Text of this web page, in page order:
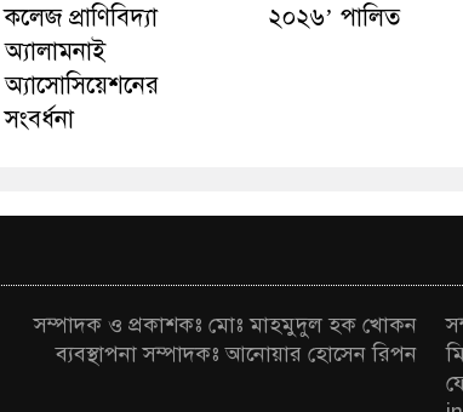
কলেজ প্রাণিবিদ্যা
অ্যালামনাই
অ্যাসোসিয়েশনের
সংবর্ধনা
২০২৬’ পালিত
সম্পাদক ও প্রকাশকঃ মোঃ মাহমুদুল হক খোকন
ব্যবস্থাপনা সম্পাদকঃ আনোয়ার হোসেন রিপন